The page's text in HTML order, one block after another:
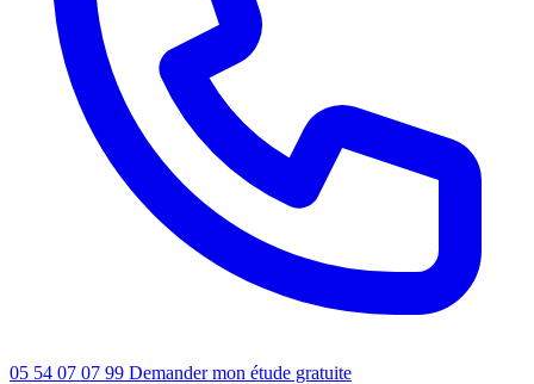
05 54 07 07 99 Demander mon étude gratuite